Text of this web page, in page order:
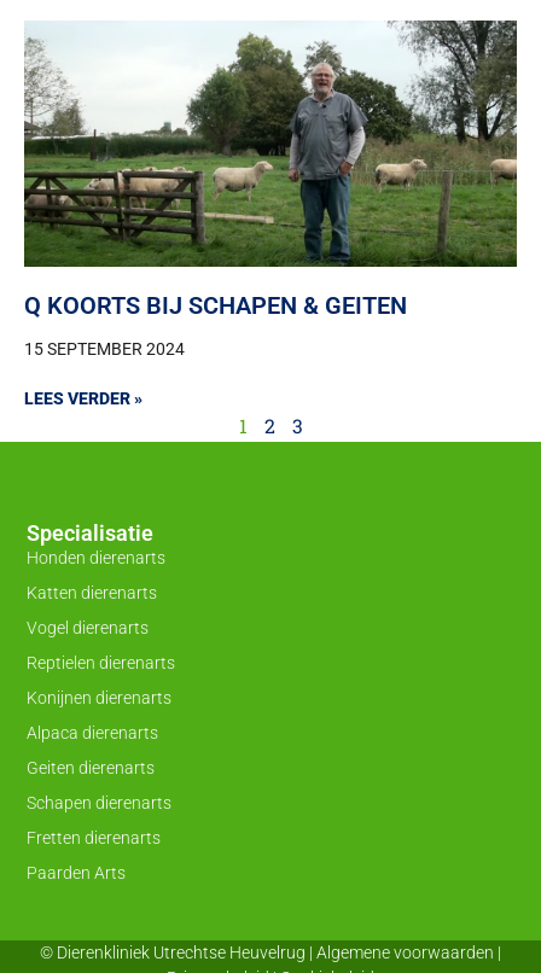
Q KOORTS BIJ SCHAPEN & GEITEN
15 SEPTEMBER 2024
LEES VERDER »
1 2 3
Specialisatie
Honden dierenarts
Katten dierenarts
Vogel dierenarts
Reptielen dierenarts
Konijnen dierenarts
Alpaca dierenarts
Geiten dierenarts
Schapen dierenarts
Fretten dierenarts
Paarden Arts
© Dierenkliniek Utrechtse Heuvelrug | Algemene voorwaarden |